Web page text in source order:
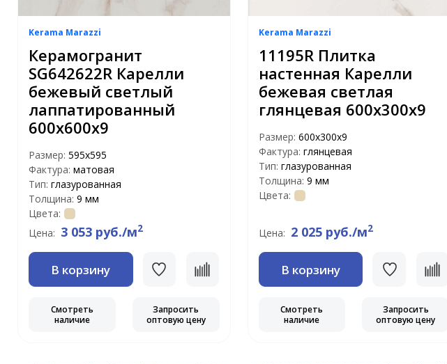
Kerama Marazzi
Керамогранит
SG642622R Карелли
бежевый светлый
лаппатированный
600х600х9
Размер: 595x595
Фактура: матовая
Тип: глазурованная
Толщина: 9 мм
Цвета:
Цена: 3 053 руб./м2
В корзину
Смотреть
наличие
Запросить
оптовую цену
Kerama Marazzi
11195R Плитка
настенная Карелли
бежевая светлая
глянцевая 600х300х9
Размер: 600х300х9
Фактура: глянцевая
Тип: глазурованная
Толщина: 9 мм
Цвета:
Цена: 2 025 руб./м2
В корзину
Смотреть
наличие
Запросить
оптовую цену